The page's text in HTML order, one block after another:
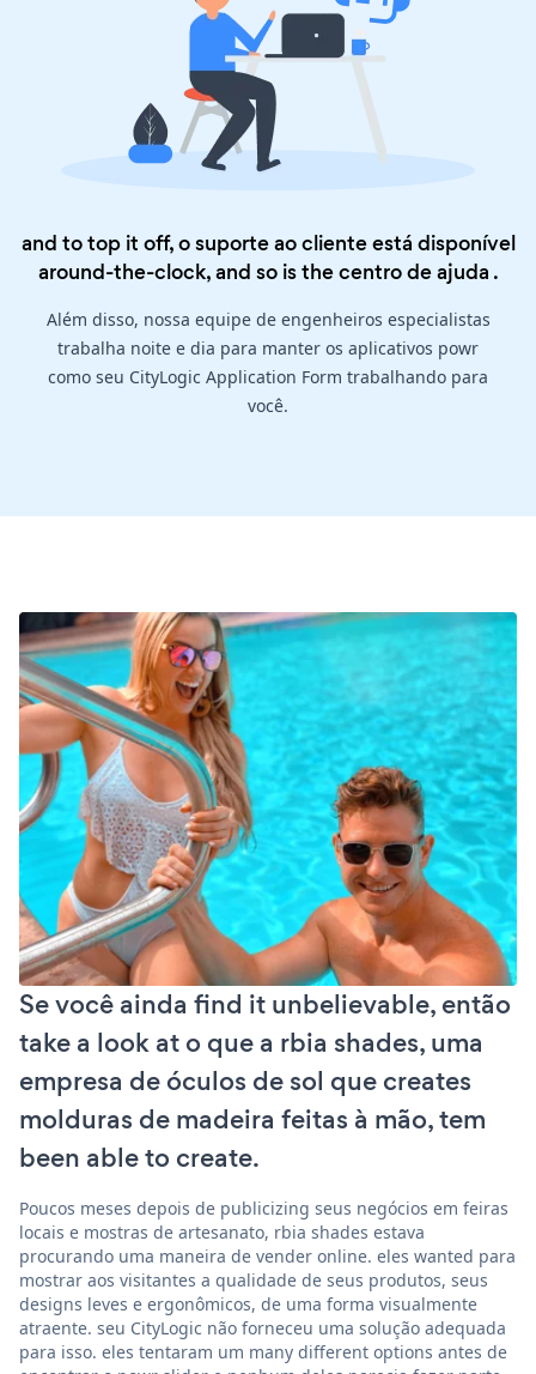
and to top it off, o suporte ao cliente está disponível
around-the-clock, and so is thecentro de ajuda .
Além disso, nossa equipe de engenheiros especialistas
trabalha noite e dia para manter os aplicativos powr
como seu CityLogic Application Form trabalhando para
você.
Se você ainda find it unbelievable, então
take a look at o que a rbia shades, uma
empresa de óculos de sol que creates
molduras de madeira feitas à mão, tem
been able to create.
Poucos meses depois de publicizing seus negócios em feiras
locais e mostras de artesanato, rbia shades estava
procurando uma maneira de vender online. eles wanted para
mostrar aos visitantes a qualidade de seus produtos, seus
designs leves e ergonômicos, de uma forma visualmente
atraente. seu CityLogic não forneceu uma solução adequada
para isso. eles tentaram um many different options antes de